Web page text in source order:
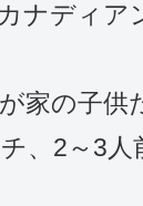
ナディア
家の子供
、2～3人